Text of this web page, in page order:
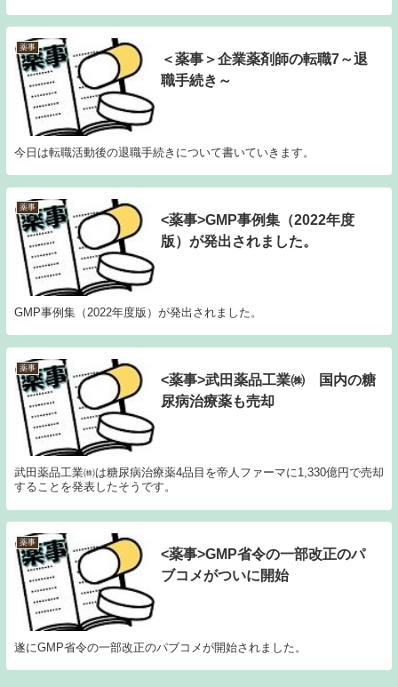
薬事
＜薬事＞企業薬剤師の転職7～退
職手続き～
今日は転職活動後の退職手続きについて書いていきます。
薬事
<薬事>GMP事例集（2022年度
版）が発出されました。
GMP事例集（2022年度版）が発出されました。
薬事
<薬事>武田薬品工業㈱ 国内の糖
尿病治療薬も売却
武田薬品工業㈱は糖尿病治療薬4品目を帝人ファーマに1,330億円で売却
することを発表したそうです。
薬事
<薬事>GMP省令の一部改正のパ
ブコメがついに開始
遂にGMP省令の一部改正のパブコメが開始されました。